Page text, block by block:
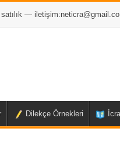
— iletişim:
Dilekçe Örnekleri